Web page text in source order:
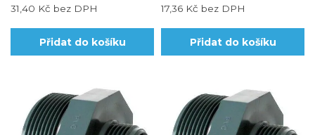
31,40 Kč bez DPH
Přidat do košíku
17,36 Kč bez DPH
Přidat do košíku